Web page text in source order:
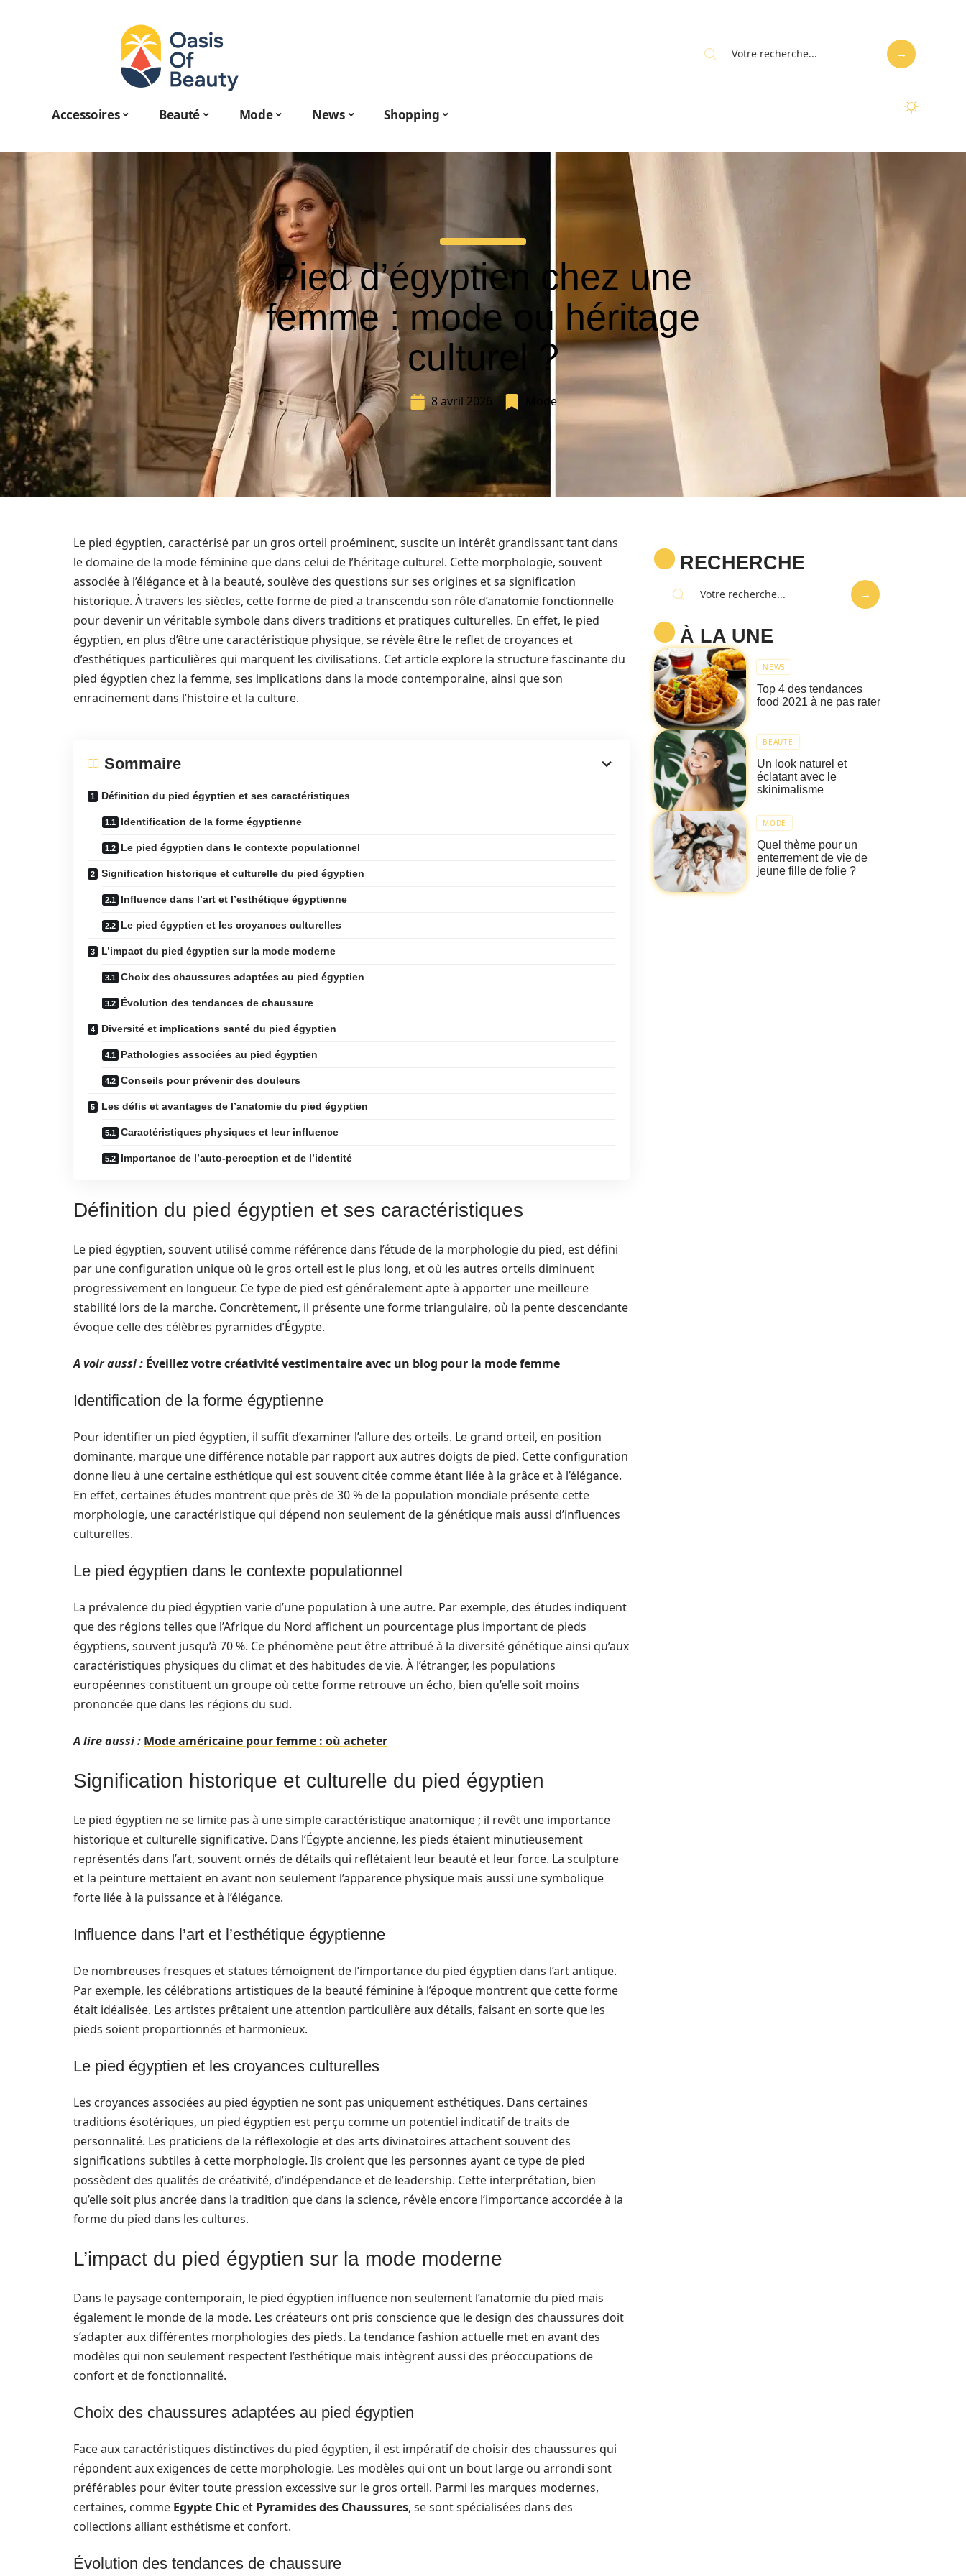
Accessoires Beauté Mode News Shopping
Pied d’égyptien chez une
femme : mode ou héritage
culturel ?
8 avril 2026 Mode
Le pied égyptien, caractérisé par un gros orteil proéminent, suscite un intérêt grandissant tant dans
le domaine de la mode féminine que dans celui de l’héritage culturel. Cette morphologie, souvent
associée à l’élégance et à la beauté, soulève des questions sur ses origines et sa signification
historique. À travers les siècles, cette forme de pied a transcendu son rôle d’anatomie fonctionnelle
pour devenir un véritable symbole dans divers traditions et pratiques culturelles. En effet, le pied
égyptien, en plus d’être une caractéristique physique, se révèle être le reflet de croyances et
d’esthétiques particulières qui marquent les civilisations. Cet article explore la structure fascinante du
pied égyptien chez la femme, ses implications dans la mode contemporaine, ainsi que son
enracinement dans l’histoire et la culture.
Sommaire
Définition du pied égyptien et ses caractéristiques
Identification de la forme égyptienne
Le pied égyptien dans le contexte populationnel
Signification historique et culturelle du pied égyptien
Influence dans l’art et l’esthétique égyptienne
Le pied égyptien et les croyances culturelles
L’impact du pied égyptien sur la mode moderne
Choix des chaussures adaptées au pied égyptien
Évolution des tendances de chaussure
Diversité et implications santé du pied égyptien
Pathologies associées au pied égyptien
Conseils pour prévenir des douleurs
Les défis et avantages de l’anatomie du pied égyptien
Caractéristiques physiques et leur influence
Importance de l’auto-perception et de l’identité
Définition du pied égyptien et ses caractéristiques
Le pied égyptien, souvent utilisé comme référence dans l’étude de la morphologie du pied, est défini
par une configuration unique où le gros orteil est le plus long, et où les autres orteils diminuent
progressivement en longueur. Ce type de pied est généralement apte à apporter une meilleure
stabilité lors de la marche. Concrètement, il présente une forme triangulaire, où la pente descendante
évoque celle des célèbres pyramides d’Égypte.
A voir aussi : Éveillez votre créativité vestimentaire avec un blog pour la mode femme
Identification de la forme égyptienne
Pour identifier un pied égyptien, il suffit d’examiner l’allure des orteils. Le grand orteil, en position
dominante, marque une différence notable par rapport aux autres doigts de pied. Cette configuration
donne lieu à une certaine esthétique qui est souvent citée comme étant liée à la grâce et à l’élégance.
En effet, certaines études montrent que près de 30 % de la population mondiale présente cette
morphologie, une caractéristique qui dépend non seulement de la génétique mais aussi d’influences
culturelles.
Le pied égyptien dans le contexte populationnel
La prévalence du pied égyptien varie d’une population à une autre. Par exemple, des études indiquent
que des régions telles que l’Afrique du Nord affichent un pourcentage plus important de pieds
égyptiens, souvent jusqu’à 70 %. Ce phénomène peut être attribué à la diversité génétique ainsi qu’aux
caractéristiques physiques du climat et des habitudes de vie. À l’étranger, les populations
européennes constituent un groupe où cette forme retrouve un écho, bien qu’elle soit moins
prononcée que dans les régions du sud.
A lire aussi : Mode américaine pour femme : où acheter
Signification historique et culturelle du pied égyptien
Le pied égyptien ne se limite pas à une simple caractéristique anatomique ; il revêt une importance
historique et culturelle significative. Dans l’Égypte ancienne, les pieds étaient minutieusement
représentés dans l’art, souvent ornés de détails qui reflétaient leur beauté et leur force. La sculpture
et la peinture mettaient en avant non seulement l’apparence physique mais aussi une symbolique
forte liée à la puissance et à l’élégance.
Influence dans l’art et l’esthétique égyptienne
De nombreuses fresques et statues témoignent de l’importance du pied égyptien dans l’art antique.
Par exemple, les célébrations artistiques de la beauté féminine à l’époque montrent que cette forme
était idéalisée. Les artistes prêtaient une attention particulière aux détails, faisant en sorte que les
pieds soient proportionnés et harmonieux.
Le pied égyptien et les croyances culturelles
Les croyances associées au pied égyptien ne sont pas uniquement esthétiques. Dans certaines
traditions ésotériques, un pied égyptien est perçu comme un potentiel indicatif de traits de
personnalité. Les praticiens de la réflexologie et des arts divinatoires attachent souvent des
significations subtiles à cette morphologie. Ils croient que les personnes ayant ce type de pied
possèdent des qualités de créativité, d’indépendance et de leadership. Cette interprétation, bien
qu’elle soit plus ancrée dans la tradition que dans la science, révèle encore l’importance accordée à la
forme du pied dans les cultures.
L’impact du pied égyptien sur la mode moderne
Dans le paysage contemporain, le pied égyptien influence non seulement l’anatomie du pied mais
également le monde de la mode. Les créateurs ont pris conscience que le design des chaussures doit
s’adapter aux différentes morphologies des pieds. La tendance fashion actuelle met en avant des
modèles qui non seulement respectent l’esthétique mais intègrent aussi des préoccupations de
confort et de fonctionnalité.
Choix des chaussures adaptées au pied égyptien
Face aux caractéristiques distinctives du pied égyptien, il est impératif de choisir des chaussures qui
répondent aux exigences de cette morphologie. Les modèles qui ont un bout large ou arrondi sont
préférables pour éviter toute pression excessive sur le gros orteil. Parmi les marques modernes,
certaines, comme Egypte Chic et Pyramides des Chaussures, se sont spécialisées dans des
collections alliant esthétisme et confort.
Évolution des tendances de chaussure
RECHERCHE
À LA UNE
NEWS
Top 4 des tendances
food 2021 à ne pas rater
BEAUTÉ
Un look naturel et
éclatant avec le
skinimalisme
MODE
Quel thème pour un
enterrement de vie de
jeune fille de folie ?